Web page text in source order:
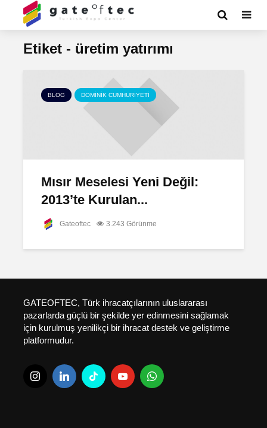
Etiket - üretim yatırımı
BLOG DOMINIK CUMHURIYETI
Mısır Meselesi Yeni Değil:
2013’te Kurulan...
Gateoftec 3.243 Görünme
GATEOFTEC, Türk ihracatçılarının uluslararası
pazarlarda güçlü bir şekilde yer edinmesini sağlamak
için kurulmuş yenilikçi bir ihracat destek ve geliştirme
platformudur.